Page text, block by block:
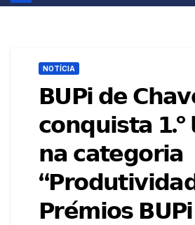
NOTÍCIA
𝗕𝗨𝗣𝗶 𝗱𝗲
𝗰𝗼𝗻𝗾𝘂𝗶𝘀𝘁𝗮 𝟭.º
𝗻𝗮 𝗰𝗮𝘁𝗲𝗴𝗼𝗿𝗶𝗮
𝗣𝗿𝗲́𝗺𝗶𝗼𝘀